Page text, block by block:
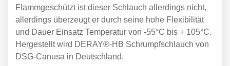
Flammgeschützt ist dieser Schlauch allerdings nicht,
allerdings überzeugt er durch seine hohe Flexibilität
und Dauer Einsatz Temperatur von -55°C bis + 105°C.
Hergestellt wird DERAY®-HB Schrumpfschlauch von
DSG-Canusa in Deutschland.